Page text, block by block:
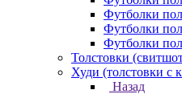
Футболки
Футболки
Футболки
Толстовки
Худи (толстовки с
Назад